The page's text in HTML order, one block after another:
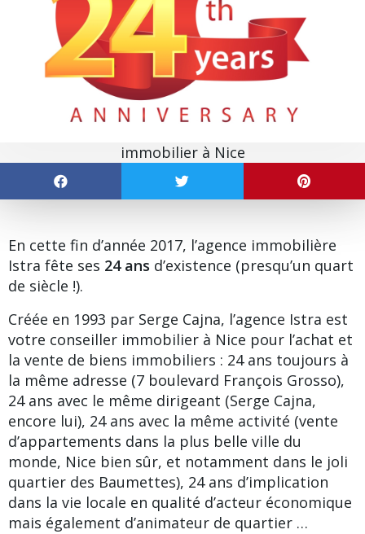
immobilier à Nice
En cette fin d’année 2017, l’agence immobilière
Istra fête ses 24 ans d’existence (presqu’un quart
de siècle !).
Créée en 1993 par Serge Cajna, l’agence Istra est
votre conseiller immobilier à Nice pour l’achat et
la vente de biens immobiliers : 24 ans toujours à
la même adresse (7 boulevard François Grosso),
24 ans avec le même dirigeant (Serge Cajna,
encore lui), 24 ans avec la même activité (vente
d’appartements dans la plus belle ville du
monde, Nice bien sûr, et notamment dans le joli
quartier des Baumettes), 24 ans d’implication
dans la vie locale en qualité d’acteur économique
mais également d’animateur de quartier …